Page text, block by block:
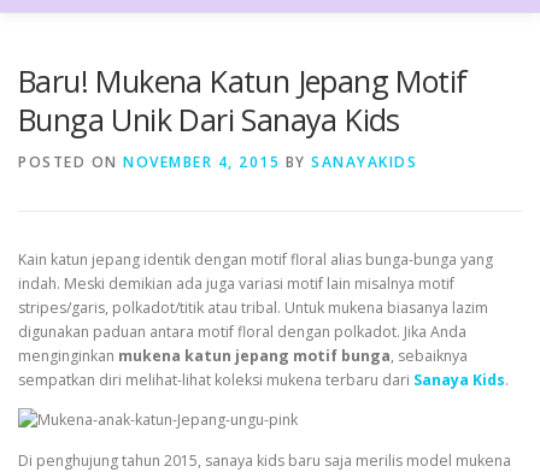
Baru! Mukena Katun Jepang Motif
Bunga Unik Dari Sanaya Kids
POSTED ON NOVEMBER 4, 2015 BY SANAYAKIDS
Kain katun jepang identik dengan motif floral alias bunga-bunga yang
indah. Meski demikian ada juga variasi motif lain misalnya motif
stripes/garis, polkadot/titik atau tribal. Untuk mukena biasanya lazim
digunakan paduan antara motif floral dengan polkadot. Jika Anda
menginginkan mukena katun jepang motif bunga, sebaiknya
sempatkan diri melihat-lihat koleksi mukena terbaru dari Sanaya Kids.
Di penghujung tahun 2015, sanaya kids baru saja merilis model mukena